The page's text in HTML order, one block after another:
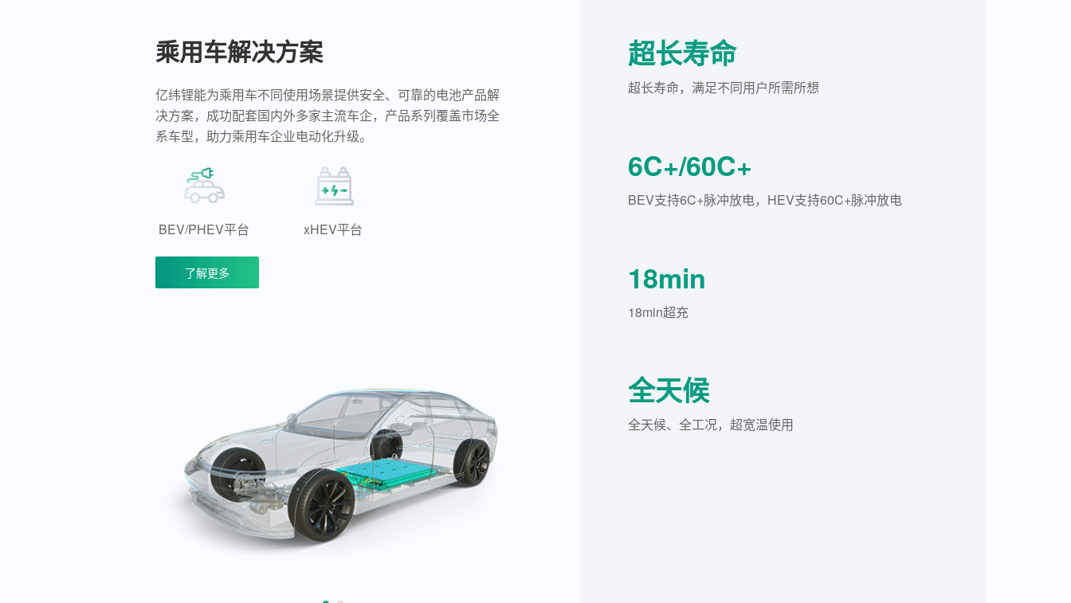
乘用车解决方案
亿纬锂能为乘用车不同使用场景提供安全、可靠的电池产品解
决方案，成功配套国内外多家主流车企，产品系列覆盖市场全
系车型，助力乘用车企业电动化升级。
BEV/PHEV平台 xHEV平台
了解更多
超长寿命
超长寿命，满足不同用户所需所想
6C+/60C+
BEV支持6C+脉冲放电，HEV支持60C+脉冲放电
18min
18min超充
全天候
全天候、全工况，超宽温使用